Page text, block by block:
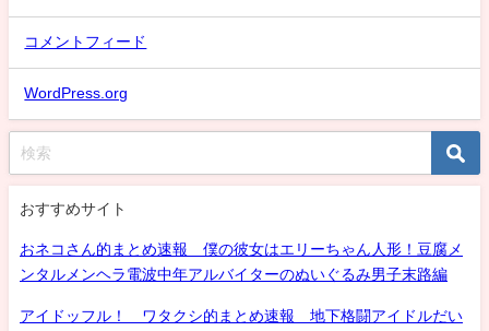
コメントフィード
WordPress.org
おすすめサイト
おネコさん的まとめ速報 僕の彼女はエリーちゃん人形！豆腐メ
ンタルメンヘラ電波中年アルバイターのぬいぐるみ男子末路編
アイドッフル！ ワタクシ的まとめ速報 地下格闘アイドルだい